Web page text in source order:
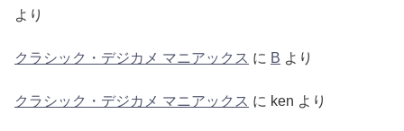
より
クラシック・デジカメ マニアックス に B より
クラシック・デジカメ マニアックス に ken より